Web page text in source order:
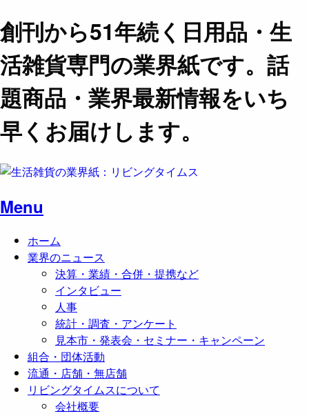
創刊から51年続く日用品・生
活雑貨専門の業界紙です。話
題商品・業界最新情報をいち
早くお届けします。
Menu
ホーム
業界のニュース
決算・業績・合併・提携など
インタビュー
人事
統計・調査・アンケート
見本市・発表会・セミナー・キャンペーン
組合・団体活動
流通・店舗・無店舗
リビングタイムスについて
会社概要